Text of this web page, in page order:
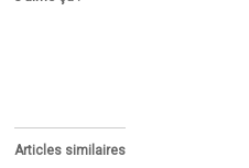
Articles similaires